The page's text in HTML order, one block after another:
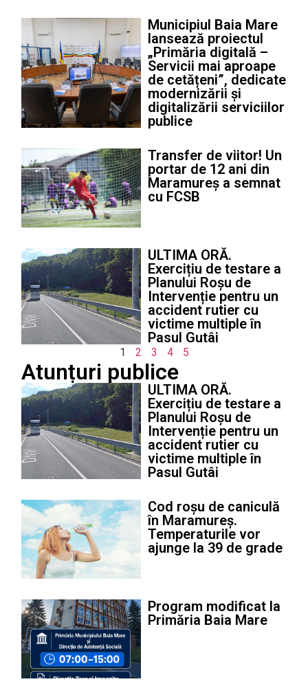
Municipiul Baia Mare
lansează proiectul
„Primăria digitală –
Servicii mai aproape
de cetățeni”, dedicate
modernizării și
digitalizării serviciilor
publice
Transfer de viitor! Un
portar de 12 ani din
Maramureș a semnat
cu FCSB
ULTIMA ORĂ.
Exercițiu de testare a
Planului Roșu de
Intervenție pentru un
accident rutier cu
victime multiple în
Pasul Gutâi
1 2 3 4 5
Atunțuri publice
ULTIMA ORĂ.
Exercițiu de testare a
Planului Roșu de
Intervenție pentru un
accident rutier cu
victime multiple în
Pasul Gutâi
Cod roșu de caniculă
în Maramureș.
Temperaturile vor
ajunge la 39 de grade
Program modificat la
Primăria Baia Mare